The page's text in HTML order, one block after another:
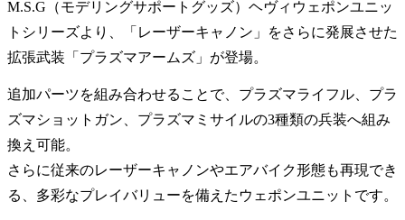
M.S.G（モデリングサポートグッズ）ヘヴィウェポンユニッ
トシリーズより、「レーザーキャノン」をさらに発展させた
拡張武装「プラズマアームズ」が登場。
追加パーツを組み合わせることで、プラズマライフル、プラ
ズマショットガン、プラズマミサイルの3種類の兵装へ組み
換え可能。
さらに従来のレーザーキャノンやエアバイク形態も再現でき
る、多彩なプレイバリューを備えたウェポンユニットです。